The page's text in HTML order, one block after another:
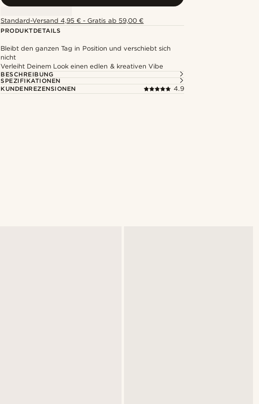
Standard-Versand 4,95 € - Gratis ab 59,00 €
PRODUKTDETAILS
Bleibt den ganzen Tag in Position und verschiebt sich
nicht
Verleiht Deinem Look einen edlen & kreativen Vibe
BESCHREIBUNG
SPEZIFIKATIONEN
KUNDENREZENSIONEN
4.9